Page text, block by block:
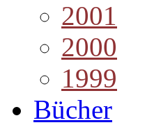
2001
2000
1999
Bücher